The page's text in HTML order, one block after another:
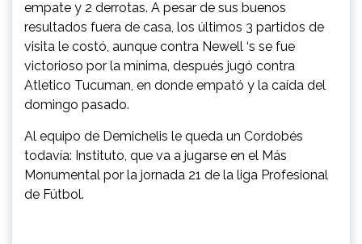
empate y 2 derrotas. A pesar de sus buenos
resultados fuera de casa, los últimos 3 partidos de
visita le costó, aunque contra Newell ‘s se fue
victorioso por la mínima, después jugó contra
Atletico Tucuman, en donde empató y la caída del
domingo pasado.
Al equipo de Demichelis le queda un Cordobés
todavía: Instituto, que va a jugarse en el Más
Monumental por la jornada 21 de la liga Profesional
de Fútbol.